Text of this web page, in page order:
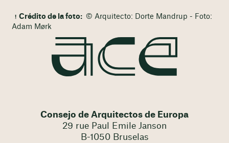
Crédito de la foto: © Arquitecto: Dorte Mandrup - Foto:
Adam Mørk
Consejo de Arquitectos de Europa
29 rue Paul Emile Janson
B-1050 Bruselas